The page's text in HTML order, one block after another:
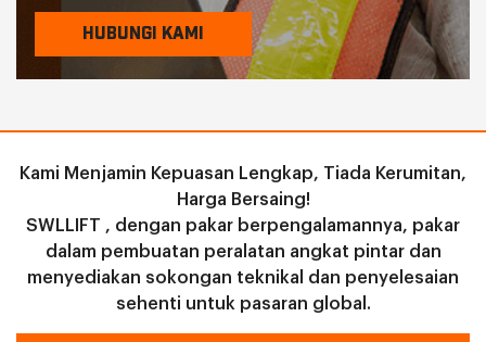
HUBUNGI KAMI
Kami Menjamin Kepuasan Lengkap, Tiada Kerumitan,
Harga Bersaing!
SWLLIFT , dengan pakar berpengalamannya, pakar
dalam pembuatan peralatan angkat pintar dan
menyediakan sokongan teknikal dan penyelesaian
sehenti untuk pasaran global.